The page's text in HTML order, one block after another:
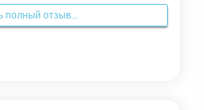
и её помощники, да и сами
самая приятная, тёплая
база уроков, которая
полный отзыв...